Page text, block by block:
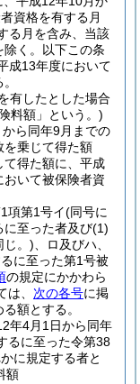
資格を有する月
る月を含み、当該
く。以下この条
成13年度において
有したとした場合
料額」という。)
ら同年9月までの
を乗じて得た額
得た額に、平成
いて被保険者資
項第1号イ(同号に
に至った者及び(1)
じ。) 、ロ及びハ、
に至った第1号被
の規定にかかわら
、 次の各号に掲
額とする。
年4月1日から同年
るに至った令第38
に規定する者と
額